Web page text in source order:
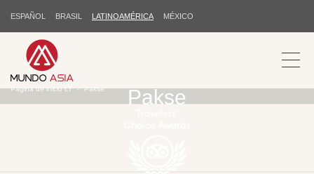
ESPAÑOL BRASIL LATINOAMÉRICA MÉXICO
Pakse
Página de inicio LT Pakse